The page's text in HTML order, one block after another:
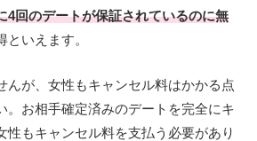
4回のデートが保証されているのに無
いえます。
んが、女性もキャンセル料はかかる点
。お相手確定済みのデートを完全にキ
性もキャンセル料を支払う必要があり